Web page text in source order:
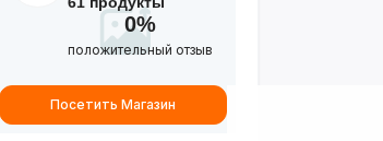
0%
положительный отзыв
Посетить Магазин